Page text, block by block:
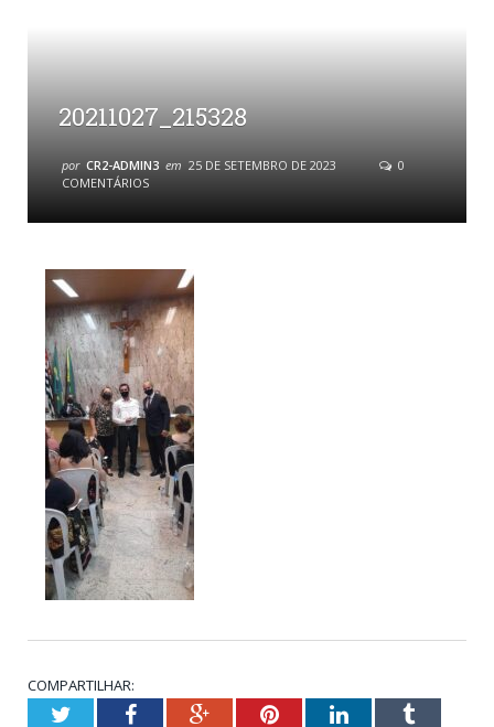
20211027_215328
por CR2-ADMIN3 em 25 DE SETEMBRO DE 2023
0
COMENTÁRIOS
COMPARTILHAR:
TwitterFacebookGoogle+PinterestLinkedInTumblr